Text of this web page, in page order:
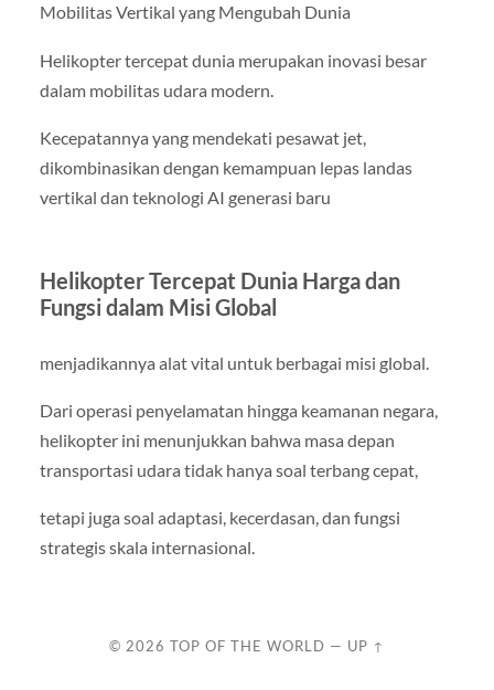
Mobilitas Vertikal yang Mengubah Dunia
Helikopter tercepat dunia merupakan inovasi besar
dalam mobilitas udara modern.
Kecepatannya yang mendekati pesawat jet,
dikombinasikan dengan kemampuan lepas landas
vertikal dan teknologi AI generasi baru
Helikopter Tercepat Dunia Harga dan
Fungsi dalam Misi Global
menjadikannya alat vital untuk berbagai misi global.
Dari operasi penyelamatan hingga keamanan negara,
helikopter ini menunjukkan bahwa masa depan
transportasi udara tidak hanya soal terbang cepat,
tetapi juga soal adaptasi, kecerdasan, dan fungsi
strategis skala internasional.
© 2026 TOP OF THE WORLD — UP ↑